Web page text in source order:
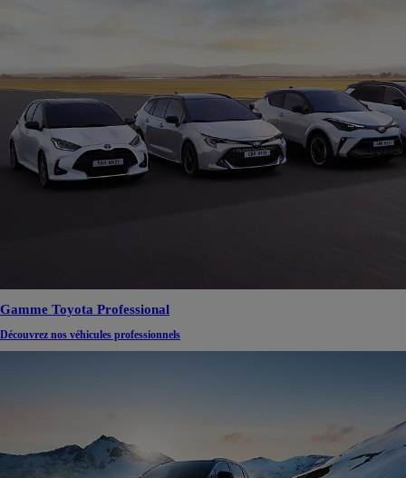
Gamme Toyota Professional
Découvrez nos véhicules professionnels